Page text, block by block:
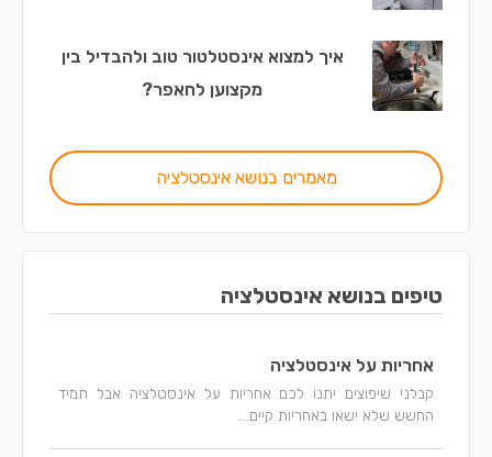
איך למצוא אינסטלטור טוב ולהבדיל בין
מקצוען לחאפר?
מאמרים בנושא אינסטלציה
טיפים בנושא אינסטלציה
אחריות על אינסטלציה
קבלני שיפוצים יתנו לכם אחריות על אינסטלציה אבל תמיד
החשש שלא ישאו באחריות קיים....